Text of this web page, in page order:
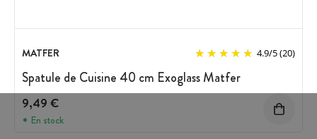
MATFER 4.9/5(20)
Spatule de Cuisine 40 cm Exoglass Matfer
9,49 €
En stock